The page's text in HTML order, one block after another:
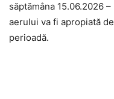
săptămâna 15.06.2026
aerului va fi apropiată
perioadă.